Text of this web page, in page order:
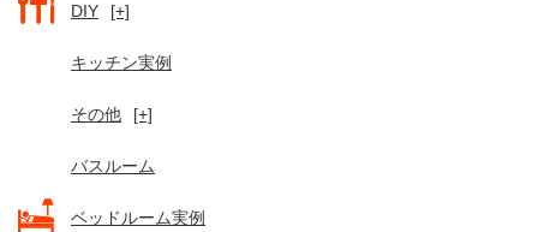
DIY [+]
キッチン実例
その他 [+]
バスルーム
ベッドルーム実例